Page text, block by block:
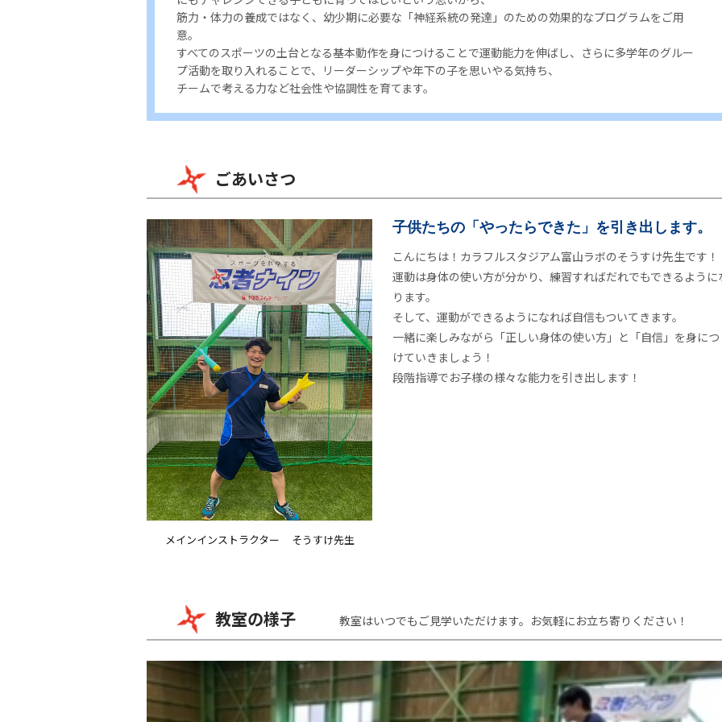
筋力・体力の養成ではなく、幼少期に必要な「神経系統の発達」のための効果的なプログラムをご用
意。
すべてのスポーツの土台となる基本動作を身につけることで運動能力を伸ばし、さらに多学年のグルー
プ活動を取り入れることで、リーダーシップや年下の子を思いやる気持ち、
チームで考える力など社会性や協調性を育てます。
ごあいさつ
メインインストラクター そうすけ先生
子供たちの「やったらできた」を引き出します。
こんにちは！カラフルスタジアム富山ラボのそうすけ先生です！
運動は身体の使い方が分かり、練習すればだれでもできるように
ります。
そして、運動ができるようになれば自信もついてきます。
一緒に楽しみながら「正しい身体の使い方」と「自信」を身につ
けていきましょう！
段階指導でお子様の様々な能力を引き出します！
教室の様子 教室はいつでもご見学いただけます。お気軽にお立ち寄りください！